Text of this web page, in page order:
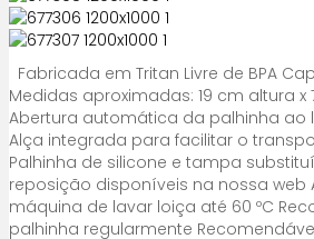
Fabricada em Tritan Livre de BPA
Medidas aproximadas: 19 cm altura
Abertura automática da palhinha ao
Alça integrada para facilitar o
Palhinha de silicone e tampa
reposição disponíveis na nossa web
máquina de lavar loiça até 60 ºC
palhinha regularmente